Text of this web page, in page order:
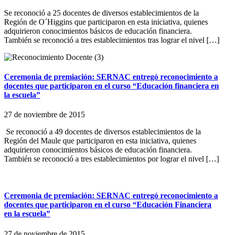
Se reconoció a 25 docentes de diversos establecimientos de la
Región de O´Higgins que participaron en esta iniciativa, quienes
adquirieron conocimientos básicos de educación financiera.
También se reconoció a tres establecimientos tras lograr el nivel […]
Ceremonia de premiación: SERNAC entregó reconocimiento a
docentes que participaron en el curso “Educación financiera en
la escuela”
27 de noviembre de 2015
Se reconoció a 49 docentes de diversos establecimientos de la
Región del Maule que participaron en esta iniciativa, quienes
adquirieron conocimientos básicos de educación financiera.
También se reconoció a tres establecimientos por lograr el nivel […]
Ceremonia de premiación: SERNAC entregó reconocimiento a
docentes que participaron en el curso “Educación Financiera
en la escuela”